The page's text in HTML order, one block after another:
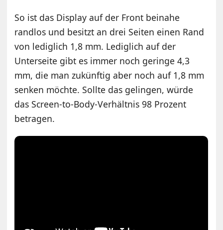
So ist das Display auf der Front beinahe
randlos und besitzt an drei Seiten einen Rand
von lediglich 1,8 mm. Lediglich auf der
Unterseite gibt es immer noch geringe 4,3
mm, die man zukünftig aber noch auf 1,8 mm
senken möchte. Sollte das gelingen, würde
das Screen-to-Body-Verhältnis 98 Prozent
betragen.